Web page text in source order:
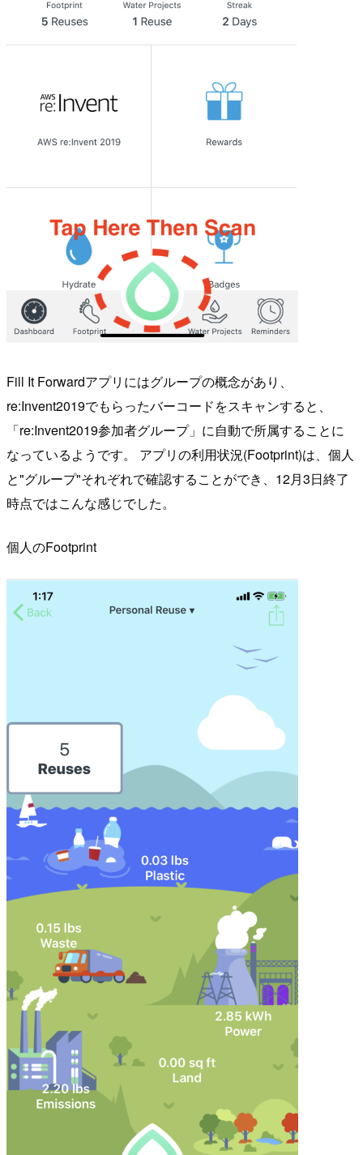
Fill It Forwardアプリにはグループの概念があり、
re:Invent2019でもらったバーコードをスキャンすると、
「re:Invent2019参加者グループ」に自動で所属することに
なっているようです。 アプリの利用状況(Footprint)は、個人
と"グループ"それぞれで確認することができ、12月3日終了
時点ではこんな感じでした。
個人のFootprint